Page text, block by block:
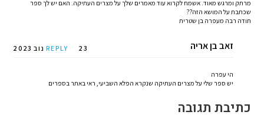
מרתק ומרגש מאוד. אשמח לקרוא עוד מאמרים שלך על מצרים העתיקה. האם יש לך ספר
שכתבת על המושא הזה??
תודה רבה מעפרה בן שטרית
זאב בן אריה REPLY
הי עפרה
יש ספר שלי על מצרים העתיקה שנקרא הפלא השביעי, ראי באתר בספרים
כתיבת תגובה